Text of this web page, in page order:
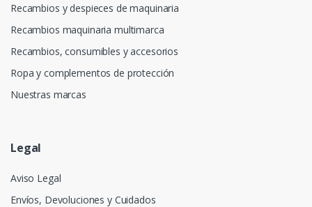
Recambios y despieces de maquinaria
Recambios maquinaria multimarca
Recambios, consumibles y accesorios
Ropa y complementos de protección
Nuestras marcas
Legal
Aviso Legal
Envíos, Devoluciones y Cuidados